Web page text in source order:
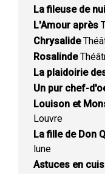
La fileuse de
L'Amour après
Chrysalide
Rosalinde
La plaidoirie
Un pur chef-
Louison et
Louvre
La fille de Don
lune
Astuces en